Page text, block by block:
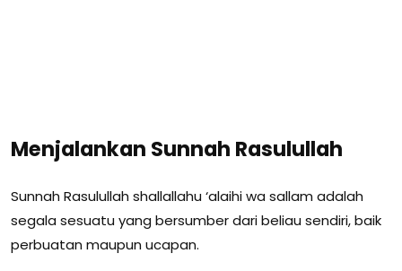
Menjalankan Sunnah Rasulullah
Sunnah Rasulullah shallallahu ‘alaihi wa sallam adalah
segala sesuatu yang bersumber dari beliau sendiri, baik
perbuatan maupun ucapan.